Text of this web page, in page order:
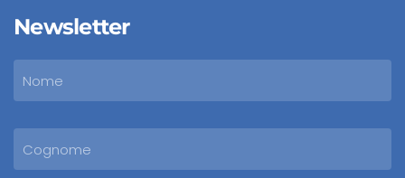
Newsletter